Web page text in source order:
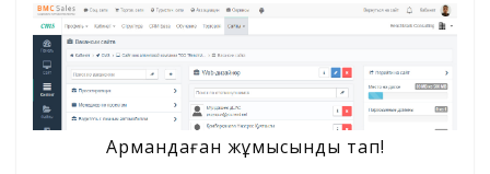
Армандаған жұмысынды тап!